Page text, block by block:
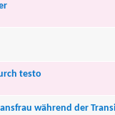
testo
während der